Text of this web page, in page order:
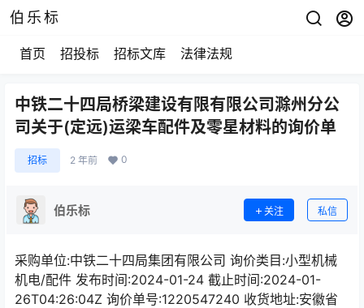
伯乐标
首页 招投标 招标文库 法律法规
中铁二十四局桥梁建设有限有限公司滁州分公
司关于(定远)运梁车配件及零星材料的询价单
招标 2 年前 0
伯乐标 关注 私信
采购单位:中铁二十四局集团有限公司 询价类目:小型机械
机电/配件 发布时间:2024-01-24 截止时间:2024-01-
26T04:26:04Z 询价单号:1220547240 收货地址:安徽省